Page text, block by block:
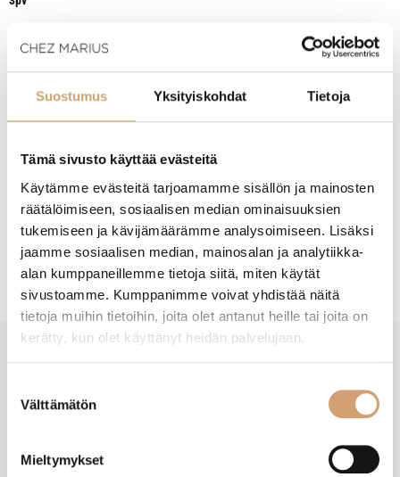
Suostumus Yksityiskohdat Tietoja
Tämä sivusto käyttää evästeitä
Käytämme evästeitä tarjoamamme sisällön ja mainosten
räätälöimiseen, sosiaalisen median ominaisuuksien
tukemiseen ja kävijämäärämme analysoimiseen. Lisäksi
jaamme sosiaalisen median, mainosalan ja analytiikka-
alan kumppaneillemme tietoja siitä, miten käytät
sivustoamme. Kumppanimme voivat yhdistää näitä
tietoja muihin tietoihin, joita olet antanut heille tai joita on
kerätty, kun olet käyttänyt heidän palvelujaan.
valinta
Välttämätön
Mieltymykset
HETI SAATAVILLA VERKKOKAUPASTA
Tuotekuvaus